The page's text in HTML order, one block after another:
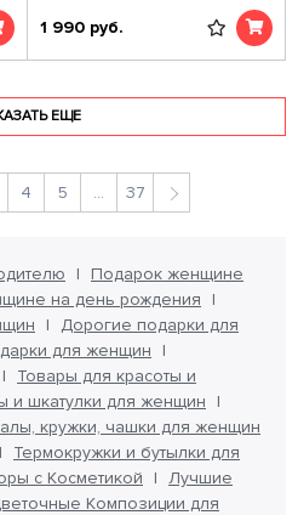
1 990 руб.
ЕЩЕ
4 5 ... 37
Подарок женщине
на день рождения
Дорогие подарки для
для женщин
Товары для красоты и
и шкатулки для женщин
кружки, чашки для женщин
Термокружки и бутылки для
с Косметикой
Лучшие
Композиции для